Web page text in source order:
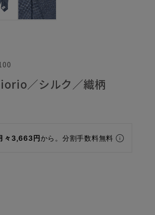
／シルク／織柄
々3,663円から。分割手数料無料